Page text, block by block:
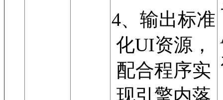
4、输出标准
化UI资源，
配合程序实
现引擎内落